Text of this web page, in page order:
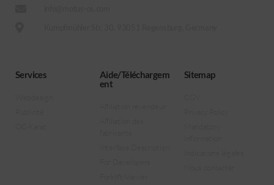
Services
Aide/Téléchargem
ent
Sitemap